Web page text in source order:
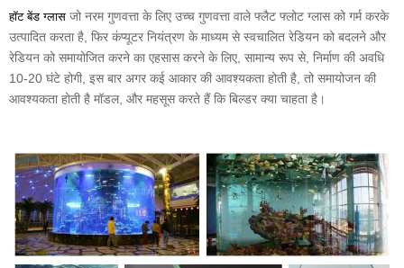
हॉट बेंड ग्लास जो नरम गुणवत्ता के लिए उच्च गुणवत्ता वाले फ्लैट फ्लोट ग्लास को गर्म करके
उत्पादित करता है, फिर कंप्यूटर नियंत्रण के माध्यम से स्वचालित रेडियन को बदलने और
रेडियन को समायोजित करने का एहसास करने के लिए, सामान्य रूप से, निर्माण की अवधि
10-20 घंटे होगी, इस बार अगर कई आकार की आवश्यकता होती है, तो समायोजन की
आवश्यकता होती है मॉडल, और महसूस करते हैं कि बिल्डर क्या चाहता है।